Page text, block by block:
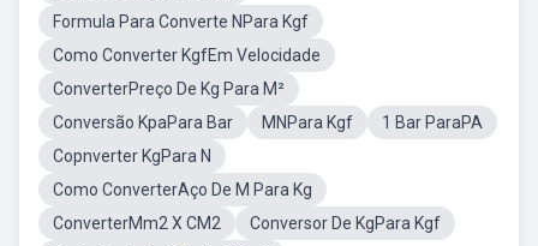
Formula Para Converte NPara Kgf
Como Converter KgfEm Velocidade
ConverterPreço De Kg Para M²
Conversão KpaPara Bar
MNPara Kgf
1 Bar ParaPA
Copnverter KgPara N
Como ConverterAço De M Para Kg
ConverterMm2 X CM2
Conversor De KgPara Kgf